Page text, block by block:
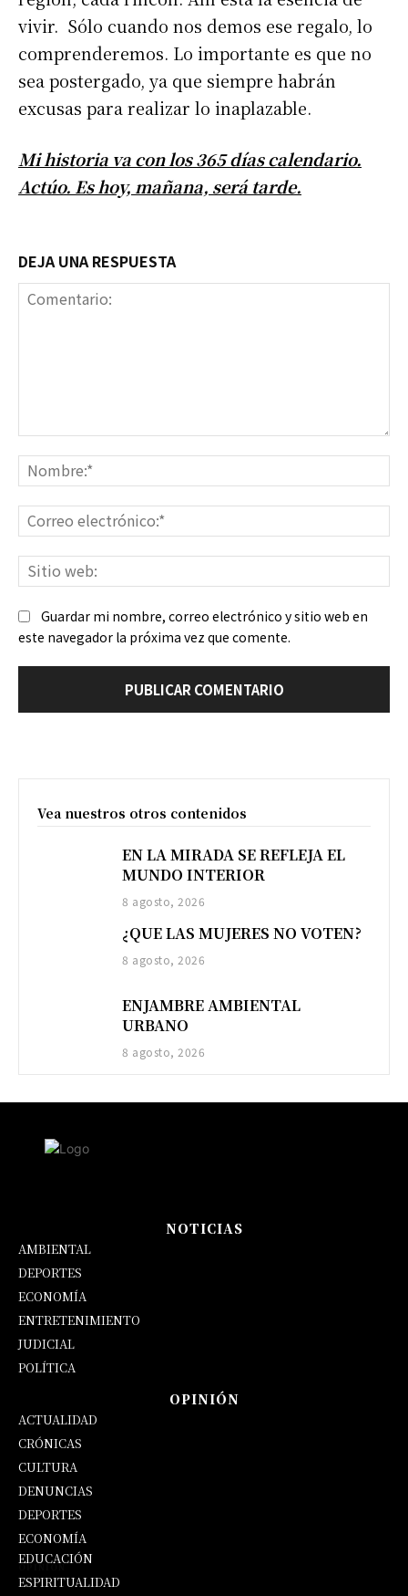
vivir. Sólo cuando nos demos ese regalo, lo
comprenderemos. Lo importante es que no
sea postergado, ya que siempre habrán
excusas para realizar lo inaplazable.
Mi historia va con los 365 días calendario.
Actúo. Es hoy, mañana, será tarde.
DEJA UNA RESPUESTA
Guardar mi nombre, correo electrónico y sitio web en
este navegador la próxima vez que comente.
Vea nuestros otros contenidos
EN LA MIRADA SE REFLEJA EL
MUNDO INTERIOR
8 agosto, 2026
¿QUE LAS MUJERES NO VOTEN?
8 agosto, 2026
ENJAMBRE AMBIENTAL
URBANO
8 agosto, 2026
NOTICIAS
AMBIENTAL
DEPORTES
ECONOMÍA
ENTRETENIMIENTO
JUDICIAL
POLÍTICA
OPINIÓN
ACTUALIDAD
CRÓNICAS
CULTURA
DENUNCIAS
DEPORTES
ECONOMÍA
OPINIÓN
EDUCACIÓN
ESPIRITUALIDAD